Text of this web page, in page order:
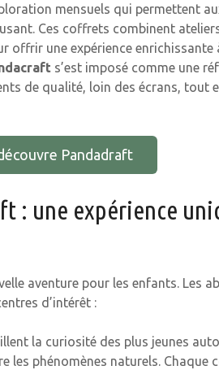
mensuels qui permettent
Ces coffrets combinent
offrir une expérience enrichissante
s’est imposé comme une
de qualité, loin des écrans, tout
Pandadraft
: une expérience
aventure pour les enfants. Les
d’intérêt :
la curiosité des plus jeunes
les phénomènes naturels.